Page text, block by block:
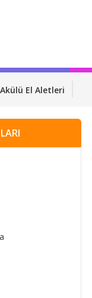
Akülü El Aletleri